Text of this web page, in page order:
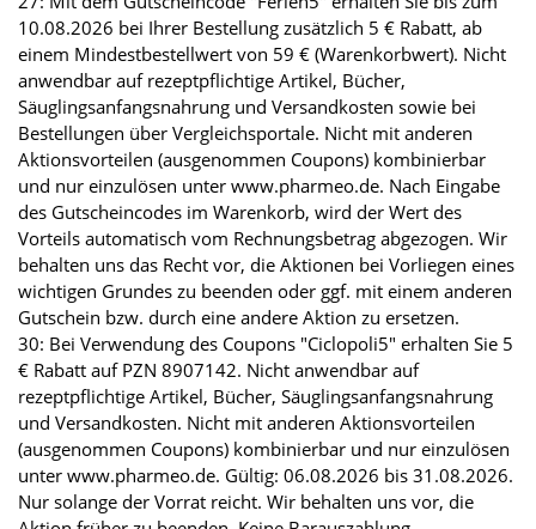
10.08.2026 bei Ihrer Bestellung zusätzlich 5 € Rabatt, ab
einem Mindestbestellwert von 59 € (Warenkorbwert). Nicht
anwendbar auf rezeptpflichtige Artikel, Bücher,
Säuglingsanfangsnahrung und Versandkosten sowie bei
Bestellungen über Vergleichsportale. Nicht mit anderen
Aktionsvorteilen (ausgenommen Coupons) kombinierbar
und nur einzulösen unter www.pharmeo.de. Nach Eingabe
des Gutscheincodes im Warenkorb, wird der Wert des
Vorteils automatisch vom Rechnungsbetrag abgezogen. Wir
behalten uns das Recht vor, die Aktionen bei Vorliegen eines
wichtigen Grundes zu beenden oder ggf. mit einem anderen
Gutschein bzw. durch eine andere Aktion zu ersetzen.
30: Bei Verwendung des Coupons "Ciclopoli5" erhalten Sie 5
€ Rabatt auf PZN 8907142. Nicht anwendbar auf
rezeptpflichtige Artikel, Bücher, Säuglingsanfangsnahrung
und Versandkosten. Nicht mit anderen Aktionsvorteilen
(ausgenommen Coupons) kombinierbar und nur einzulösen
unter www.pharmeo.de. Gültig: 06.08.2026 bis 31.08.2026.
Nur solange der Vorrat reicht. Wir behalten uns vor, die